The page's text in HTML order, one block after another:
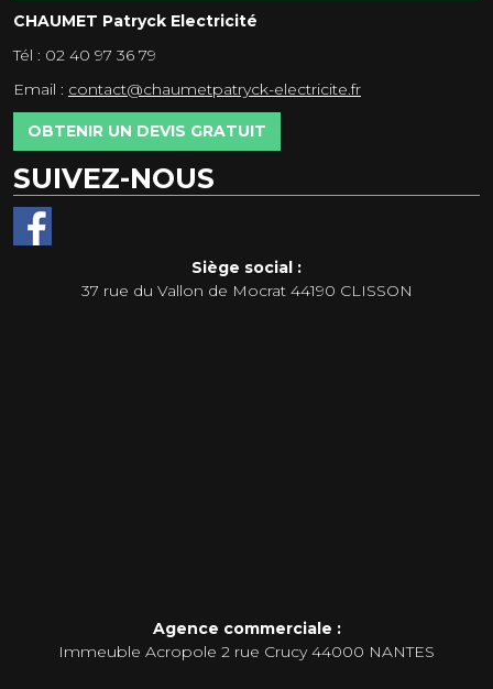
CHAUMET Patryck Electricité
Tél : 02 40 97 36 79
Email : contact@chaumetpatryck-electricite.fr
OBTENIR UN DEVIS GRATUIT
SUIVEZ-NOUS
Siège social :
37 rue du Vallon de Mocrat 44190 CLISSON
Agence commerciale :
Immeuble Acropole 2 rue Crucy 44000 NANTES